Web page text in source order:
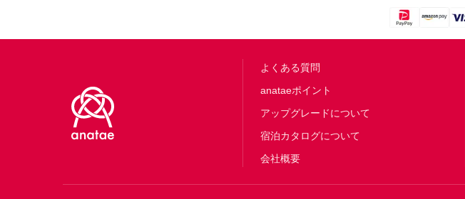
よくある質問
anataeポイント
アップグレードについて
宿泊カタログについて
会社概要